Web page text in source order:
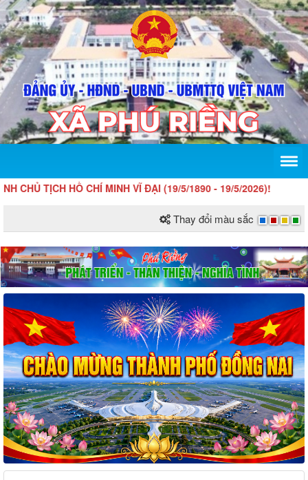
TỊCH HỒ CHÍ MINH VĨ ĐẠI (19/5/1890 - 19/5/2026)!
Thay đổi màu sắc